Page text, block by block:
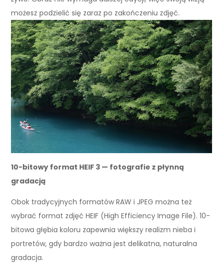
możesz podzielić się zaraz po zakończeniu zdjęć.
10-bitowy format HEIF 3 — fotografie z płynną
gradacją
Obok tradycyjnych formatów RAW i JPEG można też
wybrać format zdjęć HEIF (High Efficiency Image File). 10-
bitowa głębia koloru zapewnia większy realizm nieba i
portretów, gdy bardzo ważna jest delikatna, naturalna
gradacja.